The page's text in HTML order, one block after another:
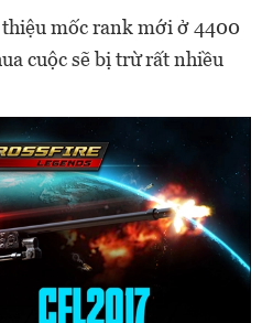
mốc rank mới ở 4400
cuộc sẽ bị trừ rất nhiều